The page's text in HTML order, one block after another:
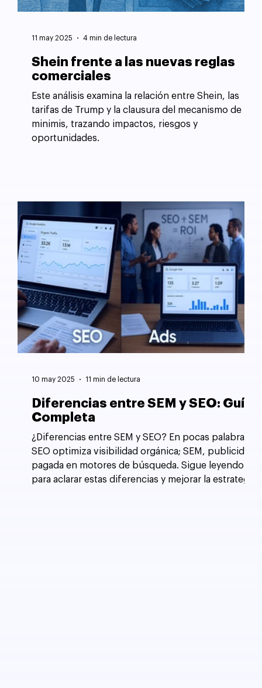
Shein frente a las nuevas reglas
comerciales
Este análisis examina la relación entre Shein, las
tarifas de Trump y la clausura del mecanismo de
minimis, trazando impactos, riesgos y
oportunidades.
11 may 2025 4 min de lectura
Diferencias entre SEM y SEO: Guía
Completa
¿Diferencias entre SEM y SEO? En pocas palabras,
SEO optimiza visibilidad orgánica; SEM, publicidad
pagada en motores de búsqueda. Sigue leyendo
para aclarar estas diferencias y mejorar la estrategia
10 may 2025 11 min de lectura